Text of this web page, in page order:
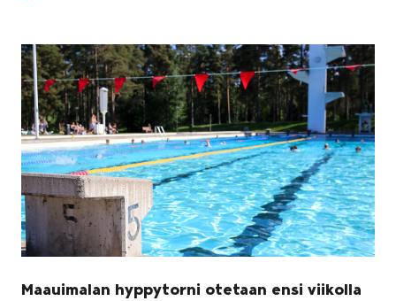
Maauimalan hyppytorni otetaan ensi viikolla